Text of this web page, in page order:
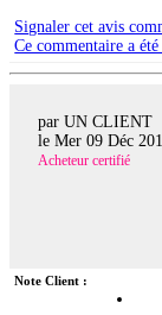
Signaler cet avis
Ce commentaire a
par UN CLIENT
le Mer 09 Déc
Acheteur certifié
Note Client :